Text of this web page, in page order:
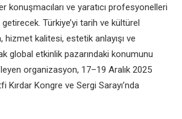
konuşmacıları ve yaratıcı profesyonelleri
Türkiye’yi tarih ve kültürel
hizmet kalitesi, estetik anlayışı ve
global etkinlik pazarındaki konumunu
organizasyon, 17–19 Aralık 2025
Kırdar Kongre ve Sergi Sarayı’nda